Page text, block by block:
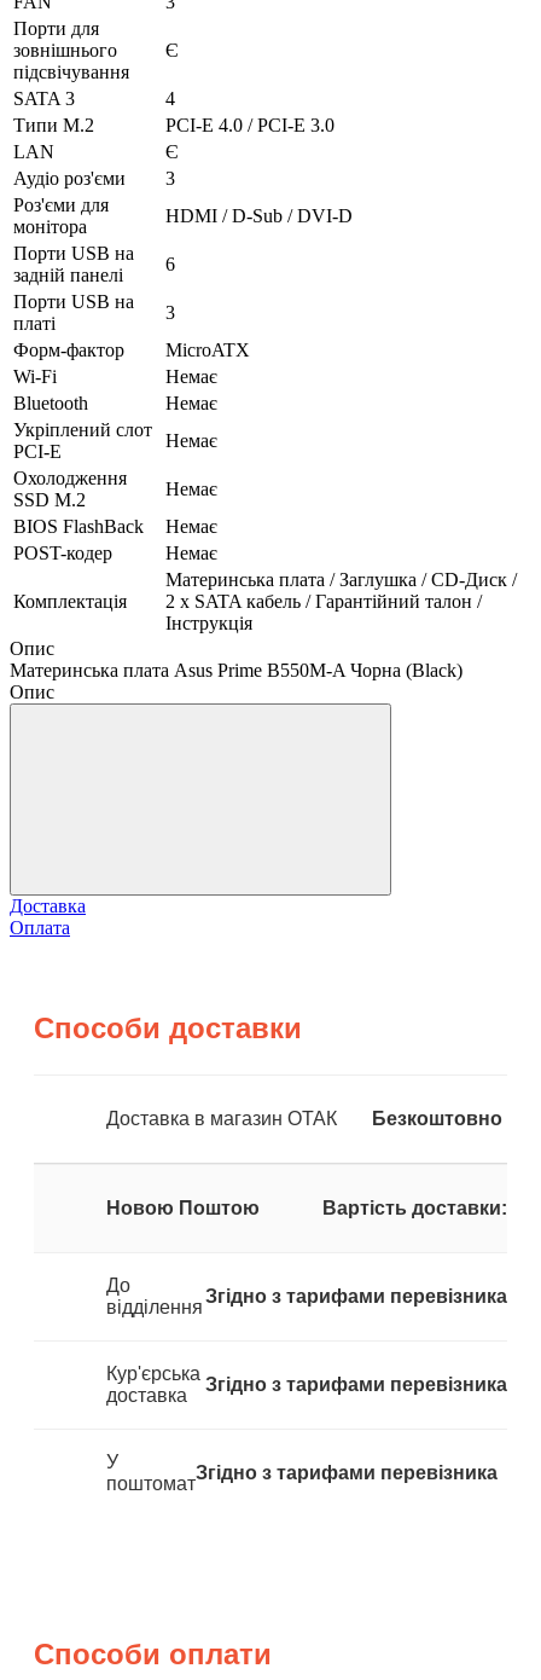
Порти для
зовнішнього
підсвічування
Є
SATA 3
4
Типи M.2
PCI-E 4.0 / PCI-E 3.0
LAN
Є
Аудіо роз'єми
3
Роз'єми для
монітора
HDMI / D-Sub / DVI-D
Порти USB на
задній панелі
6
Порти USB на
платі
3
Форм-фактор
MicroATX
Wi-Fi
Немає
Bluetooth
Немає
Укріплений слот
PCI-E
Немає
Охолодження
SSD M.2
Немає
BIOS FlashBack
Немає
POST-кодер
Немає
Комплектація
Материнська плата / Заглушка / CD-Диск /
2 х SATA кабель / Гарантійний талон /
Інструкція
Опис
Материнська плата Asus Prime B550M-A Чорна (Black)
Опис
Доставка
Оплата
Способи доставки
Доставка в магазин ОТАК Безкоштовно
Новою Поштою Вартість доставки:
До
відділення
Згідно з тарифами перевізника
Кур'єрська
доставка
Згідно з тарифами перевізника
У
поштомат
Згідно з тарифами перевізника
Способи оплати